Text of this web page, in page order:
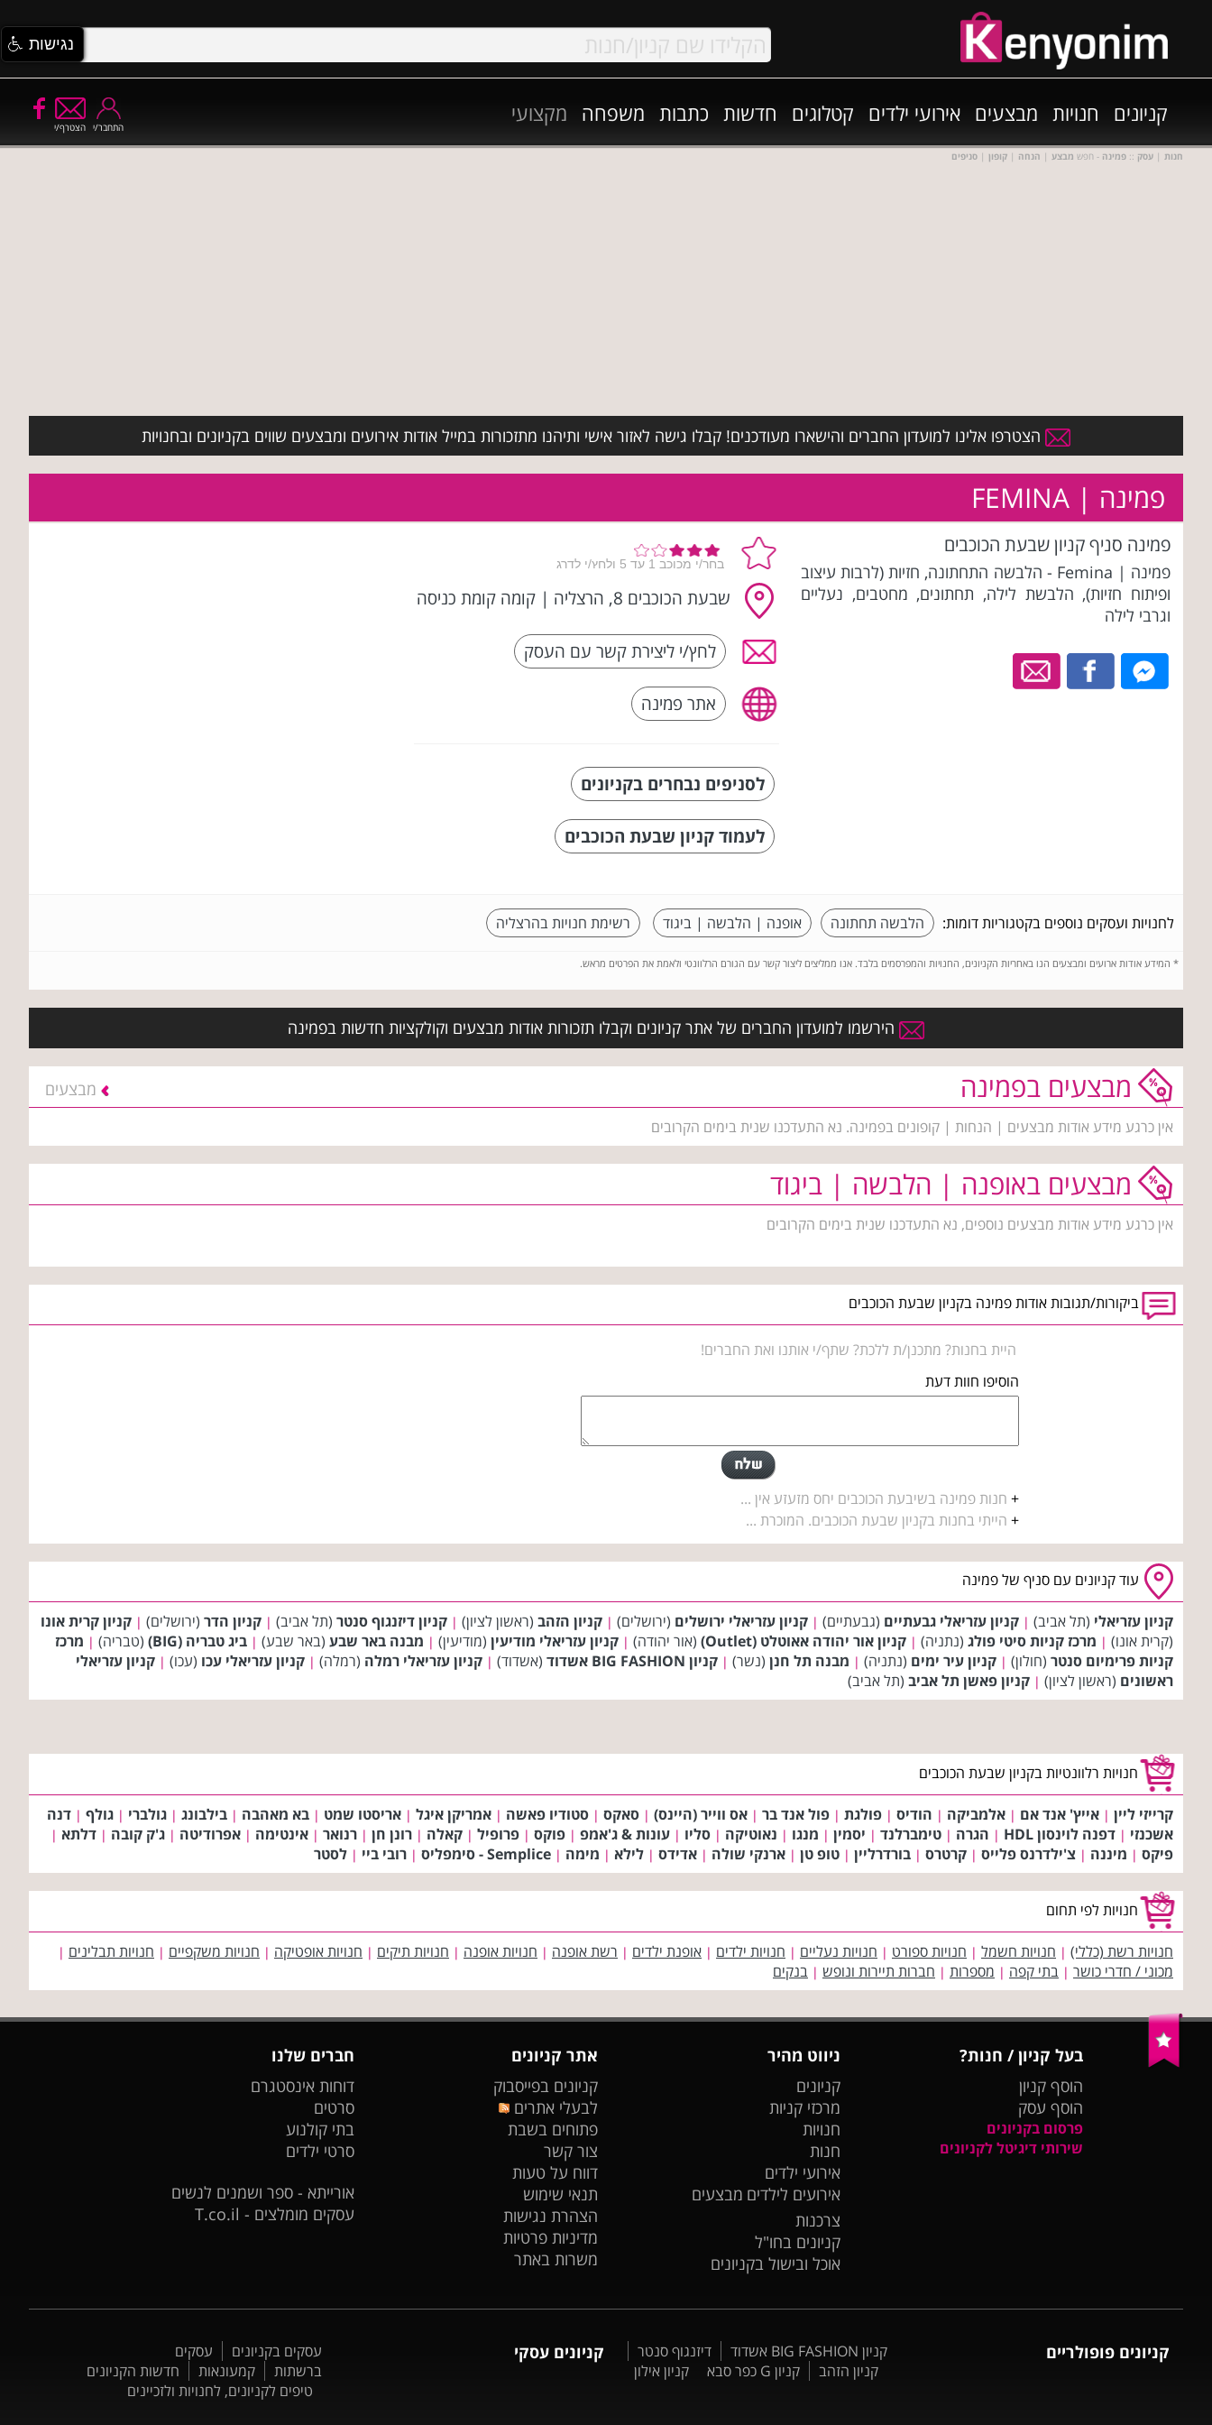
קניונים חנויות מבצעים אירועי ילדים קטלוגים חדשות כתבות משפחה מקצועי
הצטרף/י התחבר/י
חנות | עסק :: פמינה - חפש מבצע | הנחה | קופון | סניפים
הצטרפו אלינו למועדון החברים והישארו מעודכנים! קבלו גישה לאזור אישי ותיהנו מתזכורות במייל אודות אירועים ומבצעים שווים בקניונים ובחנויות
פמינה | FEMINA
פמינה סניף קניון שבעת הכוכבים
פמינה | Femina - הלבשה התחתונה, חזיות (לרבות עיצוב
ופיתוח חזיות), הלבשת לילה, תחתונים, מחטבים, נעליים
וגרבי לילה
שבעת הכוכבים 8, הרצליה | קומה קומת כניסה
לחץ/י ליצירת קשר עם העסק
אתר פמינה
לסניפים נבחרים בקניונים
לעמוד קניון שבעת הכוכבים
לחנויות ועסקים נוספים בקטגוריות דומות: הלבשה תחתונה אופנה | הלבשה | ביגוד רשימת חנויות בהרצליה
* המידע אודות ארועים ומבצעים הנו באחריות הקניונים, החנויות והמפרסמים בלבד. אנו ממליצים ליצור קשר עם הגורם הרלוונטי ולאמת את הפרטים מראש.
הירשמו למועדון החברים של אתר קניונים וקבלו תזכורות אודות מבצעים וקולקציות חדשות בפמינה
מבצעים בפמינה מבצעים
אין כרגע מידע אודות מבצעים | הנחות | קופונים בפמינה. נא התעדכנו שנית בימים הקרובים
מבצעים באופנה | הלבשה | ביגוד
אין כרגע מידע אודות מבצעים נוספים, נא התעדכנו שנית בימים הקרובים
ביקורות/תגובות אודות פמינה בקניון שבעת הכוכבים
היית בחנות? מתכנן/ת ללכת? שתף/י אותנו ואת החברים!
הוסיפו חוות דעת
+ חנות פמינה בשיבעת הכוכבים יחס מזעזע אין ...
+ הייתי בחנות בקניון שבעת הכוכבים. המוכרת ...
עוד קניונים עם סניף של פמינה
קניון עזריאלי (תל אביב) | קניון עזריאלי גבעתיים (גבעתיים) | קניון עזריאלי ירושלים (ירושלים) | קניון הזהב (ראשון לציון) | קניון דיזנגוף סנטר (תל אביב) | קניון הדר (ירושלים) | קניון קרית אונו
(קרית אונו) | מרכז קניות סיטי פולג (נתניה) | קניון אור יהודה אאוטלט (Outlet) (אור יהודה) | קניון עזריאלי מודיעין (מודיעין) | מבנה באר שבע (באר שבע) | ביג טבריה (BIG) (טבריה) | מרכז
קניות פרימיום סנטר (חולון) | קניון עיר ימים (נתניה) | מבנה תל חנן (נשר) | קניון BIG FASHION אשדוד (אשדוד) | קניון עזריאלי רמלה (רמלה) | קניון עזריאלי עכו (עכו) | קניון עזריאלי
ראשונים (ראשון לציון) | קניון פאשן תל אביב (תל אביב)
חנויות רלוונטיות בקניון שבעת הכוכבים
קרייזי ליין | אייץ' אנד אם | אלמביקה | הודיס | פולגת | פול אנד בר | אס ווייר (היינס) | סאקס | סטודיו פאשה | אמריקן איגל | אריסטו שמט | בא מאהבה | בילבונג | גולברי | גולף | דנה
אשכנזי | דפנה לוינסון HDL | הגרה | טימברלנד | יסמין | מנגו | נאוטיקה | סליו | עונות & ג'אמפ | פוקס | פרופיל | קאלה | רונן חן | רנואר | אינטימה | אפרודיטה | ג'ק קובה | דלתא |
פיקס | מיננה | צ'ילדרנס פלייס | קרטרס | בורדרליין | טופ טן | ארנקי שולה | אדידס | לילא | מימה | Semplice - סימפליס | רובי ביי | לסטר
חנויות לפי תחום
חנויות רשת (כללי) | חנויות חשמל | חנויות ספורט | חנויות נעליים | חנויות ילדים | אופנת ילדים | רשת אופנה | חנויות אופנה | חנויות תיקים | חנויות אופטיקה | חנויות משקפיים | חנויות תבלינים |
מכוני / חדרי כושר | בתי קפה | מספרות | חברות תיירות ונופש | בנקים
בעל קניון / חנות?
הוסף קניון
הוסף עסק
פרסום בקניונים
שירותי דיגיטל לקניונים
ניווט מהיר
קניונים
מרכזי קניות
חנויות
חנות
אירועי ילדים
אירועים לילדים מבצעים
צרכנות
קניונים בחו"ל
אוכל ובישול בקניונים
אתר קניונים
קניונים בפייסבוק
לבעלי אתרים
פתוחים בשבת
צור קשר
דווח על טעות
תנאי שימוש
הצהרת נגישות
מדיניות פרטיות
משרות באתר
חברים שלנו
דוחות אינסטגרם
סרטים
בתי קולנוע
סרטי ילדים
אורייתא - ספר ושמנים לנשים
עסקים מומלצים - T.co.il
קניונים פופולריים קניון BIG FASHION אשדוד
דיזנגוף סנטר
קניון הזהב
קניון G כפר סבא קניון אילון
קניונים עסקי עסקים בקניונים
עסקים
ברשתות
קמעונאות
חדשות הקניונים
טיפים לקניונים, לחנויות ולזכיינים
נגישות